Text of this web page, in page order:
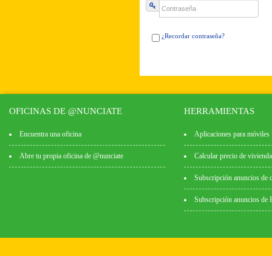
¿Recordar contraseña?
OFICINAS DE @NUNCIATE
Encuentra una oficina
Abre tu propia oficina de @nunciate
HERRAMIENTAS
Aplicaciones para móviles
Calcular precio de vivienda
Subscripción anuncios de
Subscripción anuncios de